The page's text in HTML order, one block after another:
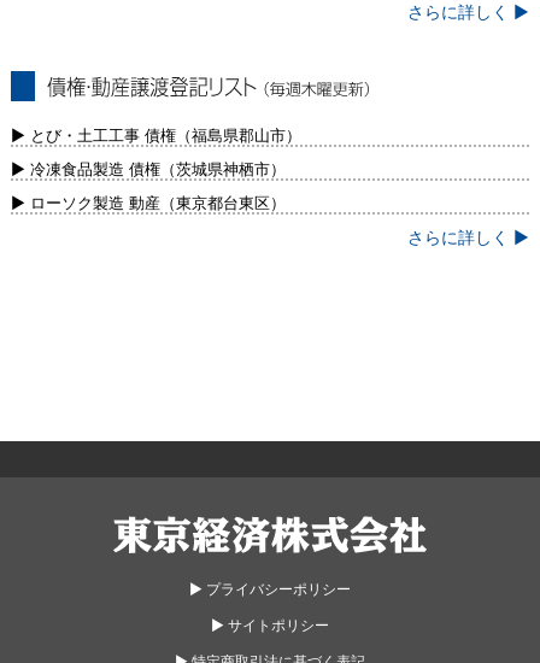
さらに詳しく ▶
新）
▶ とび・土工工事 債権（福島県郡山市）
▶ 冷凍食品製造 債権（茨城県神栖市）
▶ ローソク製造 動産（東京都台東区）
さらに詳しく ▶
▶︎ プライバシーポリシー
▶︎ サイトポリシー